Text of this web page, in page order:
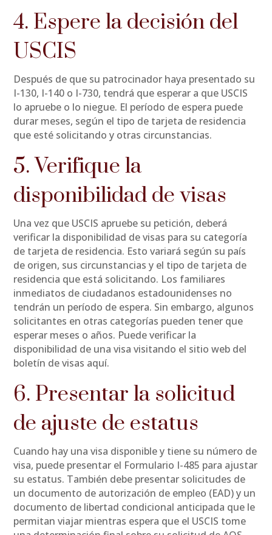
4. Espere la decisión del
USCIS
Después de que su patrocinador haya presentado su
I-130, I-140 o I-730, tendrá que esperar a que USCIS
lo apruebe o lo niegue. El período de espera puede
durar meses, según el tipo de tarjeta de residencia
que esté solicitando y otras circunstancias.
5. Verifique la
disponibilidad de visas
Una vez que USCIS apruebe su petición, deberá
verificar la disponibilidad de visas para su categoría
de tarjeta de residencia. Esto variará según su país
de origen, sus circunstancias y el tipo de tarjeta de
residencia que está solicitando. Los familiares
inmediatos de ciudadanos estadounidenses no
tendrán un período de espera. Sin embargo, algunos
solicitantes en otras categorías pueden tener que
esperar meses o años. Puede verificar la
disponibilidad de una visa visitando el sitio web del
boletín de visas aquí.
6. Presentar la solicitud
de ajuste de estatus
Cuando hay una visa disponible y tiene su número de
visa, puede presentar el Formulario I-485 para ajustar
su estatus. También debe presentar solicitudes de
un documento de autorización de empleo (EAD) y un
documento de libertad condicional anticipada que le
permitan viajar mientras espera que el USCIS tome